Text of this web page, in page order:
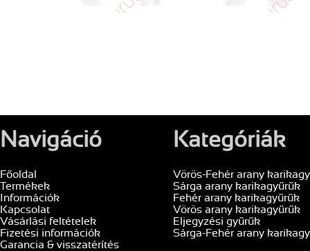
Navigáció
Főoldal
Termékek
Információk
Kapcsolat
Vásárlási feltételek
Fizetési információk
Garancia & visszatérítés
Kategóriák
Vörös-Fehér arany
Sárga arany karikagyűrűk
Fehér arany karikagyűrűk
Vörös arany karikagyűrűk
Eljegyzési gyűrűk
Sárga-Fehér arany